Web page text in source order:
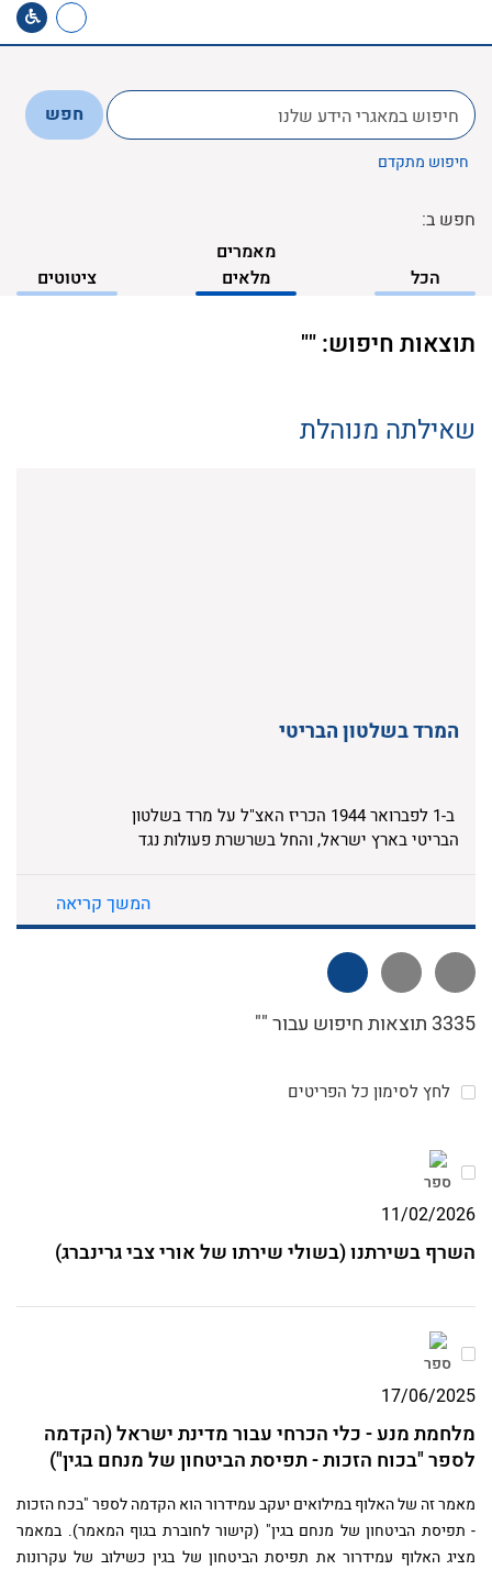
לחפש
ב:
חפש
חיפוש מתקדם
חפש ב:
הכל
מאמרים
מלאים
ציטוטים
תוצאות חיפוש: ""
שאילתה מנוהלת
המרד בשלטון הבריטי
ב-1 לפברואר 1944 הכריז האצ"ל על מרד בשלטון
הבריטי בארץ ישראל, והחל בשרשרת פעולות נגד
ז'בוטינסקי. האצ"ל הוביל את המרד מתוך אמונתו
בחשיבות הכלי הצבאי במאבק לריבונות יהודית
בארץ ישראל. יחד עם זה האמינו לוחמי ומפקדי
האצ"ל בערכי החרות, השוויון ואהבת האדם, וניסו
ככל יכולתם לבטא ערכים אלו הן במלחמה באויב
והן בתחושת האחווה בין שורותיהם.
המשך קריאה
3335 תוצאות חיפוש עבור ""
לחץ לסימון כל הפריטים
ספר
11/02/2026
השרף בשירתנו (בשולי שירתו של אורי צבי גרינברג)
ספר
17/06/2025
מלחמת מנע - כלי הכרחי עבור מדינת ישראל (הקדמה
לספר "בכוח הזכות - תפיסת הביטחון של מנחם בגין")
מאמר זה של האלוף במילואים יעקב עמידרור הוא הקדמה לספר "בכח הזכות
- תפיסת הביטחון של מנחם בגין" (קישור לחוברת בגוף המאמר). במאמר
מציג האלוף עמידרור את תפיסת הביטחון של בגין כשילוב של עקרונות